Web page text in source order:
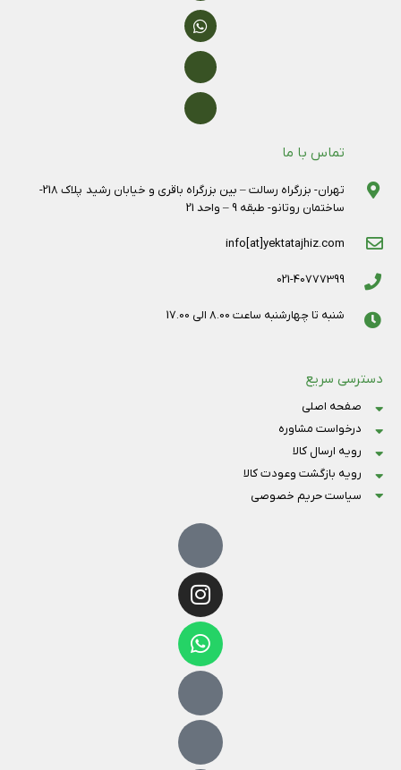
تماس با ما
تهران- بزرگراه رسالت – بین بزرگراه باقری و خیابان رشید پلاک 218-
ساختمان روتانو- طبقه 9 – واحد 21
info[at]yektatajhiz.com
021-40777399
شنبه تا چهارشنبه ساعت 8.00 الی 17.00
دسترسی سریع
صفحه اصلی
درخواست مشاوره
رویه ارسال کالا
رویه بازگشت وعودت کالا
سیاست حریم خصوصی